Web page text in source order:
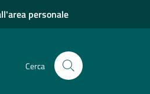
personale
Cerca